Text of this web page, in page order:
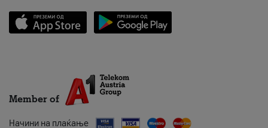
Member of
Начини на плаќање